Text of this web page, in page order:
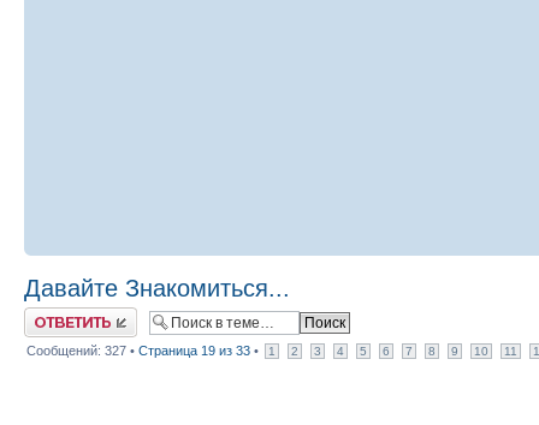
Давайте Знакомиться...
Ответить
Сообщений: 327 • Страница 19 из 33 • 1 2 3 4 5 6 7 8 9 10 11